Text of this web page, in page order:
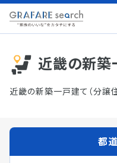
近畿の新築
近畿の新築一戸建て（分譲
都